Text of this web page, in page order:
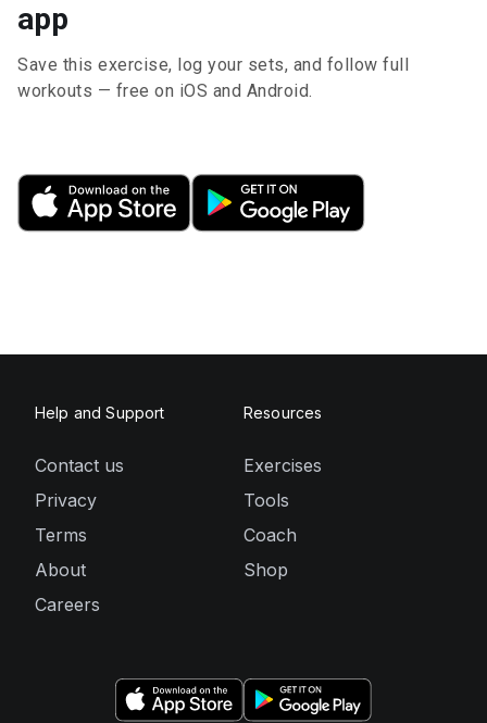
app
Save this exercise, log your sets, and follow full
workouts — free on iOS and Android.
Help and Support
Contact us
Privacy
Terms
About
Careers
Resources
Exercises
Tools
Coach
Shop